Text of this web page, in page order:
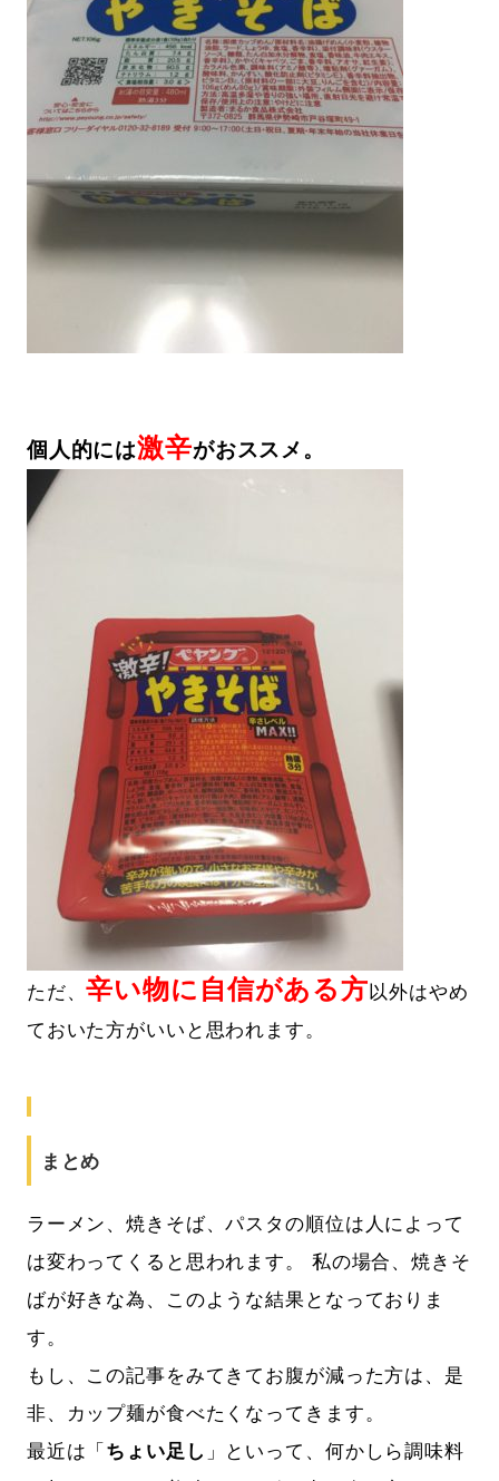
個人的には激辛がおススメ。
ただ、辛い物に自信がある方以外はやめ
ておいた方がいいと思われます。
まとめ
ラーメン、焼きそば、パスタの順位は人によって
は変わってくると思われます。 私の場合、焼きそ
ばが好きな為、このような結果となっておりま
す。
もし、この記事をみてきてお腹が減った方は、是
非、カップ麺が食べたくなってきます。
最近は「ちょい足し 」といって、何かしら調味料